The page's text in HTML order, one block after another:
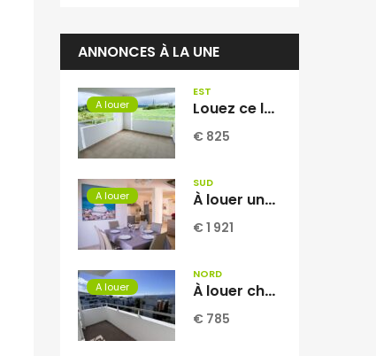
ANNONCES À LA UNE
A louer
EST
Louez ce lumineux appartement T3 de 71,28 m² situé à Saint-André Réunion
€ 825
A louer
SUD
À louer une charmante villa T4 en duplex meublée d’environ 100 m2 située dans le quartier très recherché des Pêcheurs à Terre Sainte Réunion
€ 1 921
A louer
NORD
À louer charmant appartement de type F2 situé dans la résidence Georges Brassens à Sainte-Clotilde Réunion
€ 785